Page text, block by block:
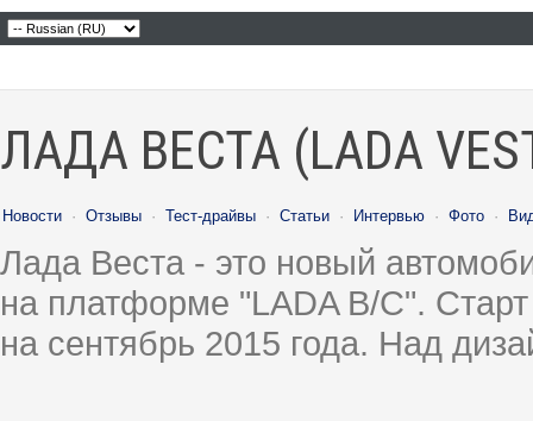
ЛАДА ВЕСТА (LADA
Новости · Отзывы · Тест-драйвы · Статьи · Интервью · Фото ·
Лада Веста - это новый
на платформе "LADA B/C".
на сентябрь 2015 года. Над